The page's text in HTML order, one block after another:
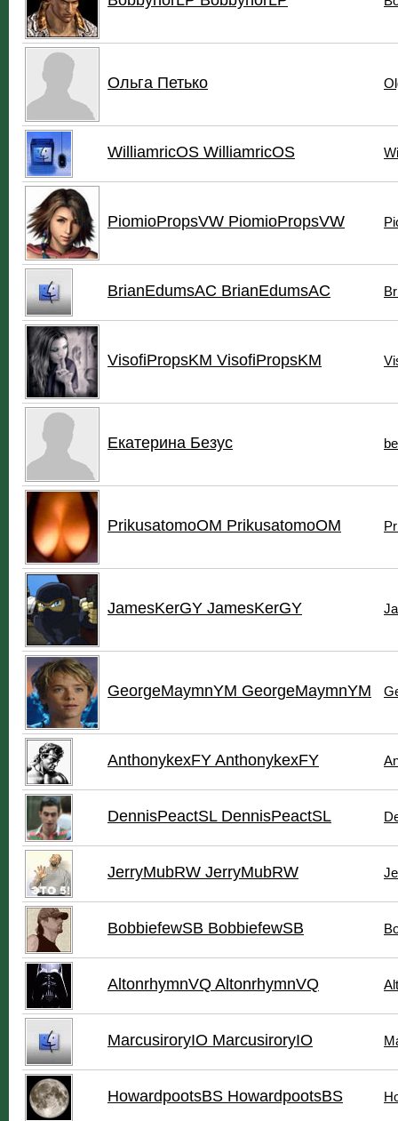
Ольга Петько
WilliamricOS WilliamricOS
PiomioPropsVW PiomioPropsVW
BrianEdumsAC BrianEdumsAC
VisofiPropsKM VisofiPropsKM
Екатерина Безус
PrikusatomoOM PrikusatomoOM
JamesKerGY JamesKerGY
GeorgeMaymnYM GeorgeMaymnYM
AnthonykexFY AnthonykexFY
DennisPeactSL DennisPeactSL
JerryMubRW JerryMubRW
BobbiefewSB BobbiefewSB
AltonrhymnVQ AltonrhymnVQ
MarcusiroryIO MarcusiroryIO
HowardpootsBS HowardpootsBS